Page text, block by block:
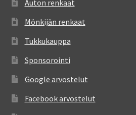
Auton renkaat
Mönkijän renkaat
Tukkukauppa
Sponsorointi
Google arvostelut
Facebook arvostelut